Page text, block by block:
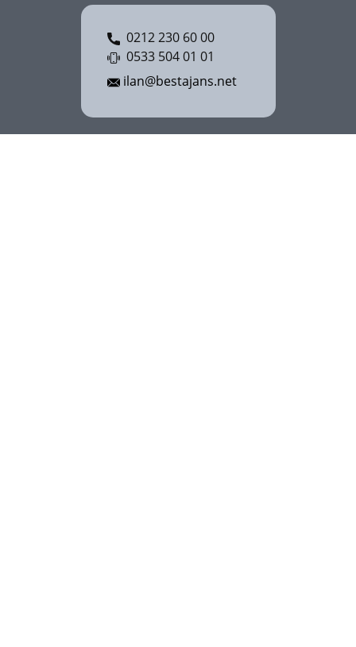
0212 230 60 00
0533 504 01 01
ilan@bestajans.net